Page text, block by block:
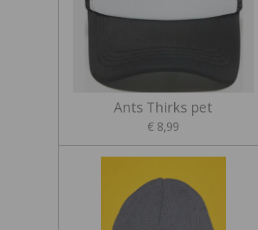
Ants Thirks pet
€ 8,99